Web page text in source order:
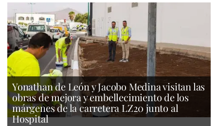
Yonathan de León y Jacobo Medina visitan las
obras de mejora y embellecimiento de los
márgenes de la carretera LZ20 junto al
Hospital